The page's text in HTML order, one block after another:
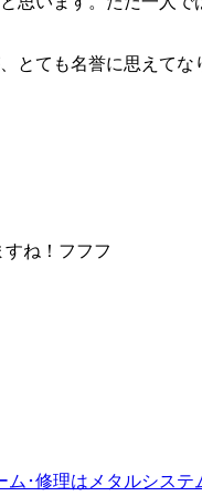
とても名誉に思えて
ね！フフフ
ム･修理はメタルシステ